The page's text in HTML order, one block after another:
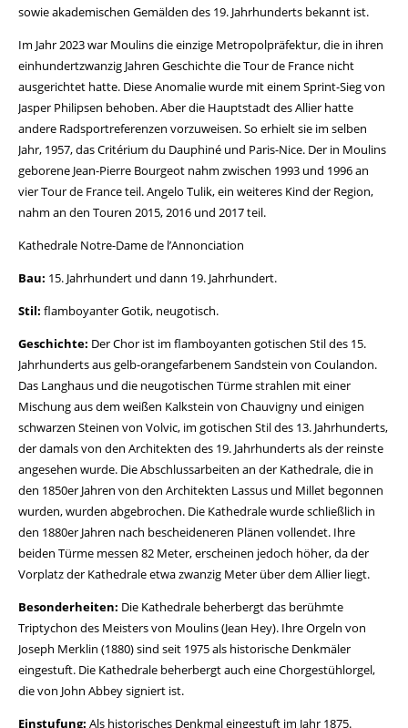
sowie akademischen Gemälden des 19. Jahrhunderts bekannt ist.
Im Jahr 2023 war Moulins die einzige Metropolpräfektur, die in ihren
einhundertzwanzig Jahren Geschichte die Tour de France nicht
ausgerichtet hatte. Diese Anomalie wurde mit einem Sprint-Sieg von
Jasper Philipsen behoben. Aber die Hauptstadt des Allier hatte
andere Radsportreferenzen vorzuweisen. So erhielt sie im selben
Jahr, 1957, das Critérium du Dauphiné und Paris-Nice. Der in Moulins
geborene Jean-Pierre Bourgeot nahm zwischen 1993 und 1996 an
vier Tour de France teil. Angelo Tulik, ein weiteres Kind der Region,
nahm an den Touren 2015, 2016 und 2017 teil.
Kathedrale Notre-Dame de l’Annonciation
Bau: 15. Jahrhundert und dann 19. Jahrhundert.
Stil: flamboyanter Gotik, neugotisch.
Geschichte: Der Chor ist im flamboyanten gotischen Stil des 15.
Jahrhunderts aus gelb-orangefarbenem Sandstein von Coulandon.
Das Langhaus und die neugotischen Türme strahlen mit einer
Mischung aus dem weißen Kalkstein von Chauvigny und einigen
schwarzen Steinen von Volvic, im gotischen Stil des 13. Jahrhunderts,
der damals von den Architekten des 19. Jahrhunderts als der reinste
angesehen wurde. Die Abschlussarbeiten an der Kathedrale, die in
den 1850er Jahren von den Architekten Lassus und Millet begonnen
wurden, wurden abgebrochen. Die Kathedrale wurde schließlich in
den 1880er Jahren nach bescheideneren Plänen vollendet. Ihre
beiden Türme messen 82 Meter, erscheinen jedoch höher, da der
Vorplatz der Kathedrale etwa zwanzig Meter über dem Allier liegt.
Besonderheiten: Die Kathedrale beherbergt das berühmte
Triptychon des Meisters von Moulins (Jean Hey). Ihre Orgeln von
Joseph Merklin (1880) sind seit 1975 als historische Denkmäler
eingestuft. Die Kathedrale beherbergt auch eine Chorgestühlorgel,
die von John Abbey signiert ist.
Einstufung: Als historisches Denkmal eingestuft im Jahr 1875.